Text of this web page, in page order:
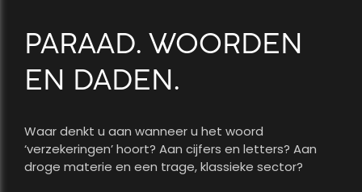
PARAAD. WOORDEN
EN DADEN.
Waar denkt u aan wanneer u het woord
‘verzekeringen’ hoort? Aan cijfers en letters? Aan
droge materie en een trage, klassieke sector?